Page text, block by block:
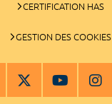
CERTIFICATION HAS
GESTION DES COOKIES